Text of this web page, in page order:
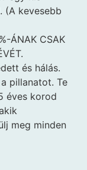
(A kevesebb
ÁNAK CSAK
és hálás.
pillanatot. Te
éves korod
meg minden